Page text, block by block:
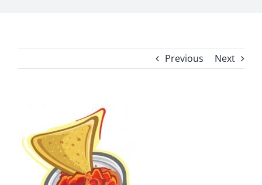
Previous Next
Larger
Image